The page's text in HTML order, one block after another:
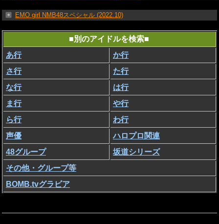
EMO girl NMB48スペシャル (2022.10)
■別のアイドルを検索■
あ行
か行
さ行
た行
な行
は行
ま行
や行
ら行
わ行
声優
ハロプロ関連
48グループ
坂道シリーズ
その他・グループ等
BOMB.tvグラビア